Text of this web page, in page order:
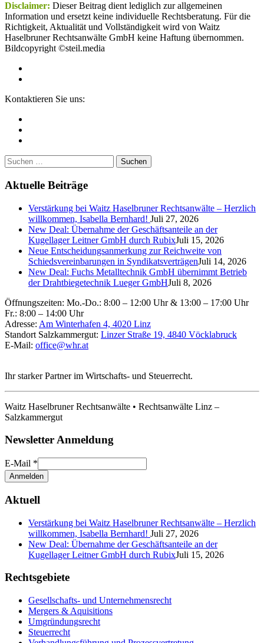
Disclaimer: Dieser Beitrag dient lediglich zur allgemeinen
Information und ersetzt keine individuelle Rechtsberatung. Für die
Richtigkeit, Aktualität und Vollständigkeit wird von Waitz
Haselbruner Rechtsanwälte GmbH keine Haftung übernommen.
Bildcopyright ©steil.media
Kontaktieren Sie uns:
Suchen
nach:
Aktuelle Beiträge
Verstärkung bei Waitz Haselbruner Rechtsanwälte – Herzlich
willkommen, Isabella Bernhard! Juli 27, 2026
New Deal: Übernahme der Geschäftsanteile an der
Kugellager Leitner GmbH durch RubixJuli 15, 2026
Neue Entscheidungsanmerkung zur Reichweite von
Schiedsvereinbarungen in SyndikatsverträgenJuli 14, 2026
New Deal: Fuchs Metalltechnik GmbH übernimmt Betrieb
der Drahtbiegetechnik Lueger GmbHJuli 8, 2026
Öffnungszeiten: Mo.-Do.: 8:00 – 12:00 Uhr & 13:00 – 17:00 Uhr
Fr.: 8:00 – 14:00 Uhr
Adresse: Am Winterhafen 4, 4020 Linz
Standort Salzkammergut: Linzer Straße 19, 4840 Vöcklabruck
E-Mail: office@whr.at
Ihr starker Partner im Wirtschafts- und Steuerrecht.
Waitz Haselbruner Rechtsanwälte • Rechtsanwälte Linz –
Salzkammergut
Newsletter Anmeldung
E-Mail *
Aktuell
Verstärkung bei Waitz Haselbruner Rechtsanwälte – Herzlich
willkommen, Isabella Bernhard! Juli 27, 2026
New Deal: Übernahme der Geschäftsanteile an der
Kugellager Leitner GmbH durch RubixJuli 15, 2026
Rechtsgebiete
Gesellschafts- und Unternehmensrecht
Mergers & Aquisitions
Umgründungsrecht
Steuerrecht